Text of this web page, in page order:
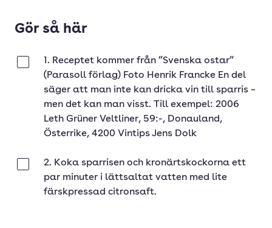
Gör så här
1. Receptet kommer från ”Svenska ostar”
(Parasoll förlag) Foto Henrik Francke En del
säger att man inte kan dricka vin till sparris –
men det kan man visst. Till exempel: 2006
Leth Grüner Veltliner, 59:-, Donauland,
Österrike, 4200 Vintips Jens Dolk
2. Koka sparrisen och kronärtskockorna ett
par minuter i lättsaltat vatten med lite
färskpressad citronsaft.